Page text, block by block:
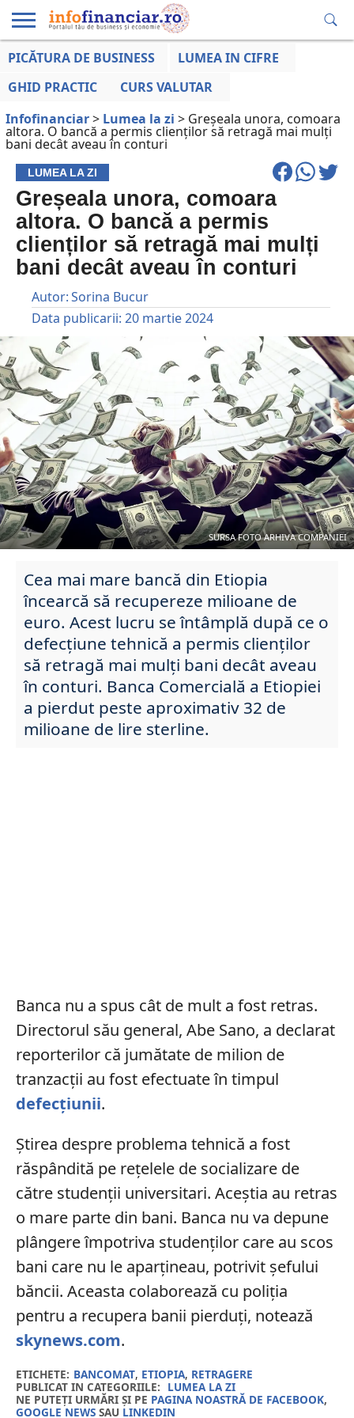
EDUCAȚIE
LA ZI
AFACERILOR
PICĂTURA DE BUSINESS
LUMEA IN CIFRE
GHID PRACTIC
CURS VALUTAR
Infofinanciar> Lumea la zi > Greșeala unora, comoara
altora. O bancă a permis clienților să retragă mai mulți
bani decât aveau în conturi
LUMEA LA ZI
Greșeala unora, comoara
altora. O bancă a permis
clienților să retragă mai mulți
bani decât aveau în conturi
Autor:Sorina Bucur
Data publicarii: 20 martie 2024
SURSA FOTO ARHIVA COMPANIEI
Cea mai mare bancă din Etiopia
încearcă să recupereze milioane de
euro. Acest lucru se întâmplă după ce o
defecțiune tehnică a permis clienților
să retragă mai mulți bani decât aveau
în conturi. Banca Comercială a Etiopiei
a pierdut peste aproximativ 32 de
milioane de lire sterline.
Banca nu a spus cât de mult a fost retras.
Directorul său general, Abe Sano, a declarat
reporterilor că jumătate de milion de
tranzacții au fost efectuate în timpul
defecțiunii.
Știrea despre problema tehnică a fost
răspândită pe rețelele de socializare de
către studenții universitari. Aceștia au retras
o mare parte din bani. Banca nu va depune
plângere împotriva studenților care au scos
bani care nu le aparțineau, potrivit șefului
băncii. Aceasta colaborează cu poliția
pentru a recupera banii pierduți, notează
skynews.com.
ETICHETE: BANCOMAT, ETIOPIA, RETRAGERE
PUBLICAT IN CATEGORIILE: LUMEA LA ZI
NE PUTEȚI URMĂRI ȘI PE PAGINA NOASTRĂ DE FACEBOOK,
GOOGLE NEWSSAU LINKEDIN